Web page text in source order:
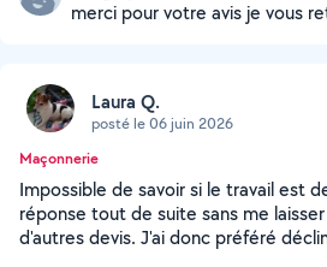
merci pour votre avis je vous
Laura Q.
posté le 06 juin 2026
Maçonnerie
Impossible de savoir si le travail est
réponse tout de suite sans me
d'autres devis. J'ai donc préféré